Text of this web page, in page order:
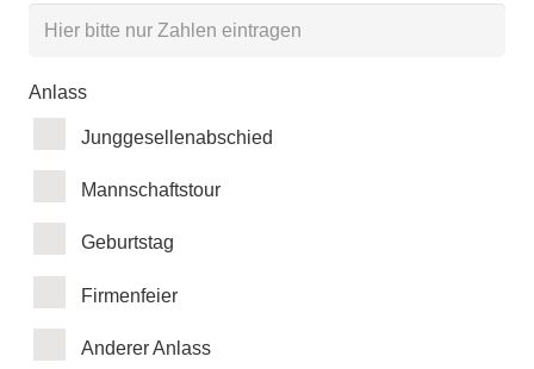
Anlass
Junggesellenabschied
Mannschaftstour
Geburtstag
Firmenfeier
Anderer Anlass